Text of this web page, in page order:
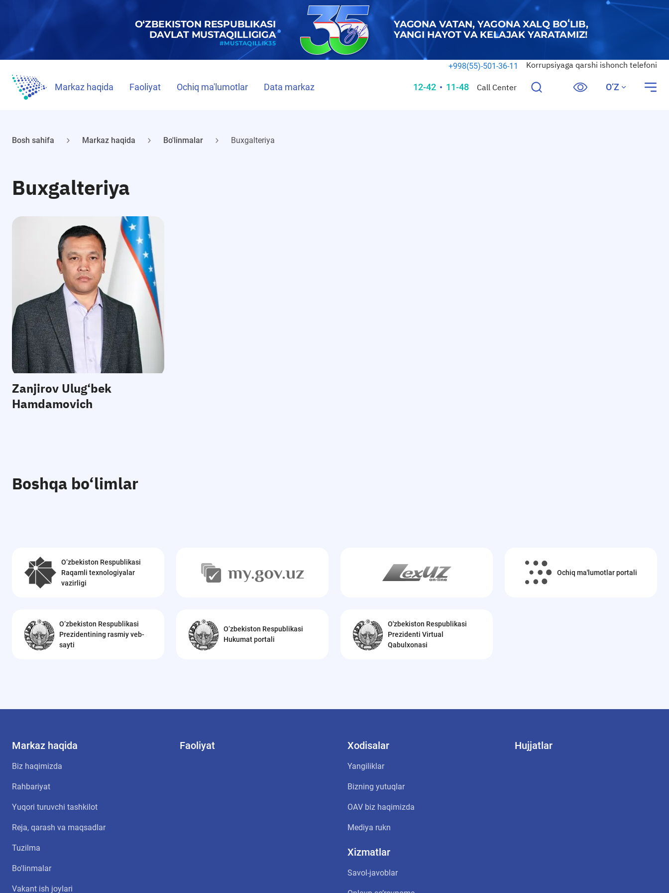
+998(55)-501-36-11 Korrupsiyaga qarshi ishonch telefoni
Markaz haqida Faoliyat Ochiq ma'lumotlar Data markaz 12-42 11-48 Call Center O‘Z
Bosh sahifa Markaz haqida Bo'linmalar Buxgalteriya
Buxgalteriya
E-mail:
Telefon:
Qabul:
Zanjirov Ulug‘bek
Hamdamovich
Boshqa bo‘limlar
O‘zbekiston Respublikasi
Raqamli texnologiyalar
vazirligi
Ochiq ma'lumotlar portali
O‘zbekiston Respublikasi
Prezidentining rasmiy veb-
sayti
O‘zbekiston Respublikasi
Hukumat portali
O'zbekiston Respublikasi
Prezidenti Virtual
Qabulxonasi
Markaz haqida
Biz haqimizda
Rahbariyat
Yuqori turuvchi tashkilot
Reja, qarash va maqsadlar
Tuzilma
Bo'linmalar
Vakant ish joylari
Faoliyat Xodisalar
Yangiliklar
Bizning yutuqlar
OАV biz haqimizda
Mediya rukn
Xizmatlar
Savol-javoblar
Hujjatlar